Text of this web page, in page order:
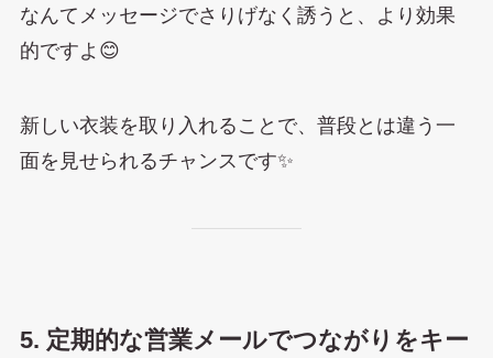
なんてメッセージでさりげなく誘うと、より効果
的ですよ😊
新しい衣装を取り入れることで、普段とは違う一
面を見せられるチャンスです✨
5. 定期的な営業メールでつながりをキー